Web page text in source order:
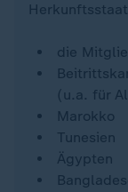
die
(u.a. für
Marokko
Tunesien
Ägypten